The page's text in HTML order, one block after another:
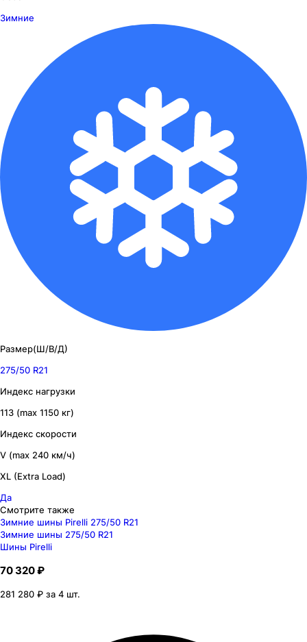
Зимние
Размер(Ш/В/Д)
275/50 R21
Индекс нагрузки
113 (max 1150 кг)
Индекс скорости
V (max 240 км/ч)
XL (Extra Load)
Да
Смотрите также
Зимние шины Pirelli 275/50 R21
Зимние шины 275/50 R21
Шины Pirelli
70 320 ₽
281 280 ₽ за 4 шт.